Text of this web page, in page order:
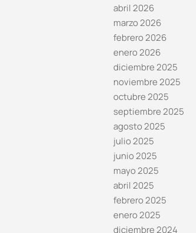
abril 2026
marzo 2026
febrero 2026
enero 2026
diciembre 2025
noviembre 2025
octubre 2025
septiembre 2025
agosto 2025
julio 2025
junio 2025
mayo 2025
abril 2025
febrero 2025
enero 2025
diciembre 2024